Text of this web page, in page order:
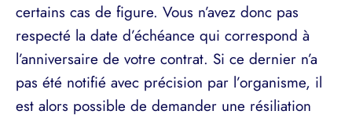
certains cas de figure. Vous n’avez donc pas
respecté la date d’échéance qui correspond à
l’anniversaire de votre contrat. Si ce dernier n’a
pas été notifié avec précision par l’organisme, il
est alors possible de demander une résiliation